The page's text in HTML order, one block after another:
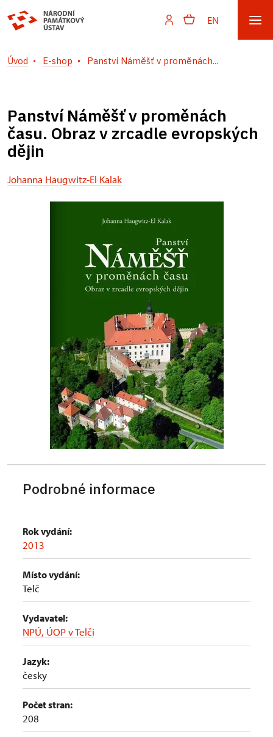
EN
Úvod E-shop Panství Náměšť v proměnách...
Panství Náměšť v proměnách
času. Obraz v zrcadle evropských
dějin
Johanna Haugwitz-El Kalak
Podrobné informace
Rok vydání:
2013
Místo vydání:
Telč
Vydavatel:
NPÚ, ÚOP v Telči
Jazyk:
česky
Počet stran:
208